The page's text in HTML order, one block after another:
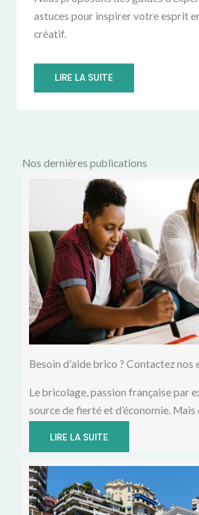
astuces pour inspirer votre esprit
créatif.
LIRE LA SUITE
Nos dernières publications
Besoin d’aide brico ? Contactez nos
Le bricolage, passion française par
source de fierté et d’économie.
LIRE LA SUITE